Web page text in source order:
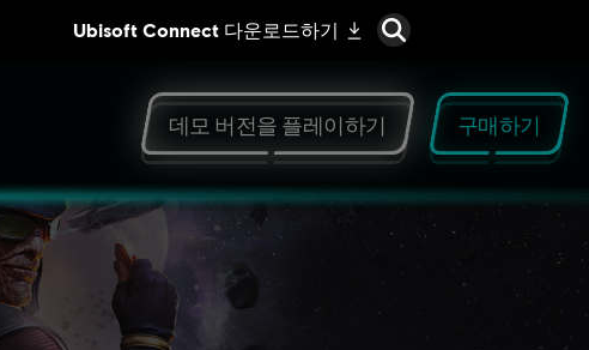
데모 버전을 플레이하기 구매하기